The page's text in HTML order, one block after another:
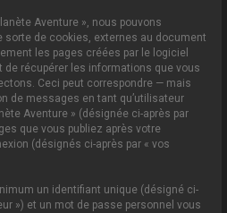
Aventure », nous pouvons
sorte de cookies, externes au document
les pages créées par le logiciel
de récupérer les informations que vous
Ceci peut correspondre — mais
de messages en tant qu’utilisateur
Aventure » (désignée ci-après par
que vous publiez après votre
(désignés ci-après par « vos
un identifiant unique (désigné ci-
») et un mot de passe personnel vous